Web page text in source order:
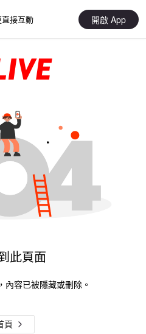
接互動 開啟 App
此頁面
內容已被隱藏或刪除。
頁